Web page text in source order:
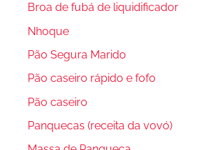
Broa de fubá de liquidificador
Nhoque
Pão Segura Marido
Pão caseiro rápido e fofo
Pão caseiro
Panquecas (receita da vovó)